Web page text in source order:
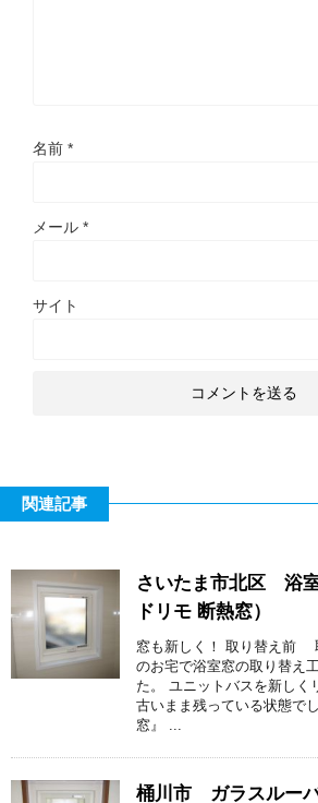
名前 *
メール *
サイト
関連記事
さいたま市北区 浴
ドリモ 断熱窓）
窓も新しく！ 取り替え前
のお宅で浴室窓の取り替え
た。 ユニットバスを新しく
古いまま残っている状態で
窓』 ...
桶川市 ガラスルー